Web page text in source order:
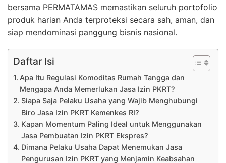
bersama PERMATAMAS memastikan seluruh portofolio
produk harian Anda terproteksi secara sah, aman, dan
siap mendominasi panggung bisnis nasional.
Daftar Isi
Apa Itu Regulasi Komoditas Rumah Tangga dan
Mengapa Anda Memerlukan Jasa Izin PKRT?
Siapa Saja Pelaku Usaha yang Wajib Menghubungi
Biro Jasa Izin PKRT Kemenkes RI?
Kapan Momentum Paling Ideal untuk Menggunakan
Jasa Pembuatan Izin PKRT Ekspres?
Dimana Pelaku Usaha Dapat Menemukan Jasa
Pengurusan Izin PKRT yang Menjamin Keabsahan